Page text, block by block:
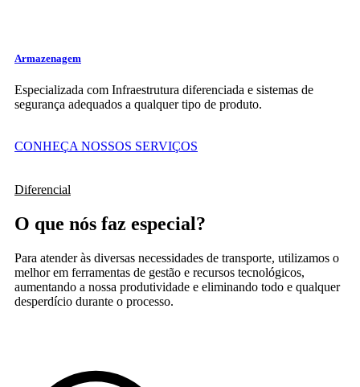
Armazenagem
Especializada com Infraestrutura diferenciada e sistemas de
segurança adequados a qualquer tipo de produto.
CONHEÇA NOSSOS SERVIÇOS
Diferencial
O que nós faz especial?
Para atender às diversas necessidades de transporte, utilizamos o
melhor em ferramentas de gestão e recursos tecnológicos,
aumentando a nossa produtividade e eliminando todo e qualquer
desperdício durante o processo.